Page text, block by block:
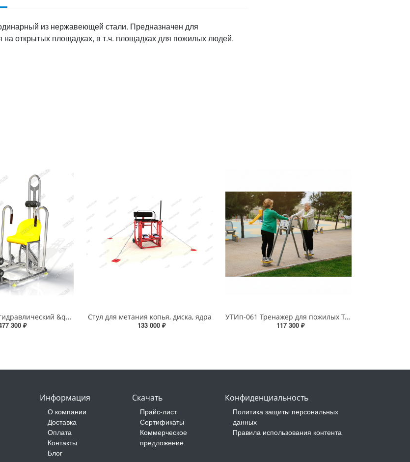
из нержавеющей стали. Предназначен для
на открытых площадках, в т.ч. площадках для пожилых людей.
Акватренажер гидравлический &quot;Тяга к себе - жим от себя&quot;
300 ₽
Стул для метания копья, диска, ядра
133 000 ₽
УТИп-061 Тренажер для пожилых Твистер
117 300 ₽
Информация
О компании
Доставка
Оплата
Контакты
Блог
Скачать
Прайс-лист
Сертификаты
Коммерческое
предложение
Конфиденциальность
Политика защиты персональных
данных
Правила использования контента